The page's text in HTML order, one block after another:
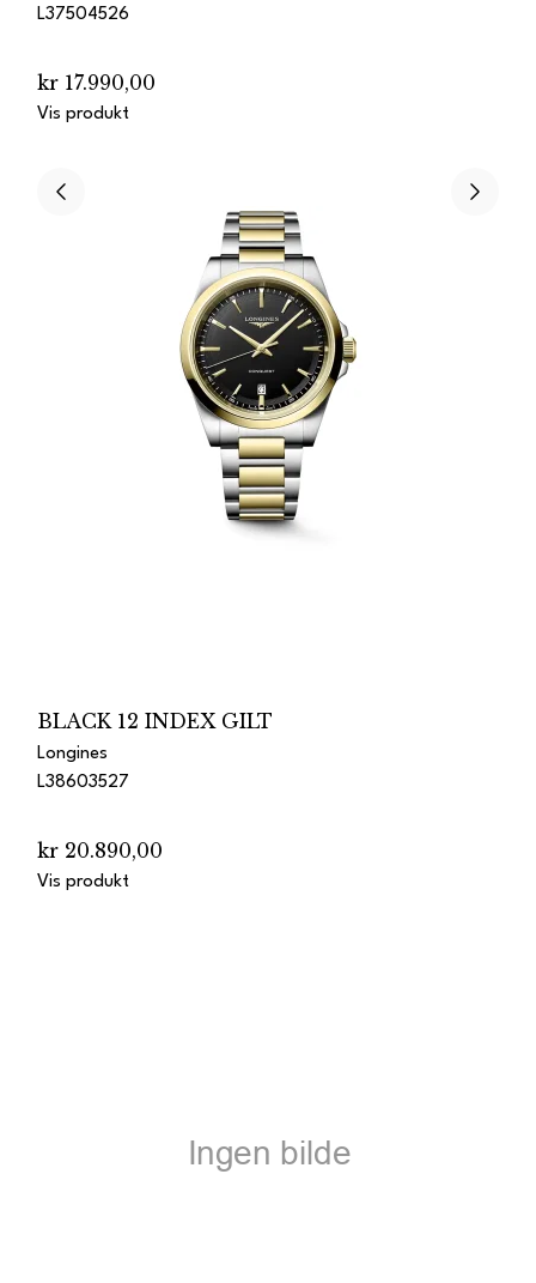
L37504526
kr 17.990,00
Vis produkt
BLACK 12 INDEX GILT
Longines
L38603527
kr 20.890,00
Vis produkt